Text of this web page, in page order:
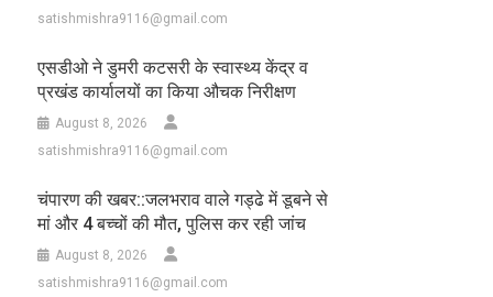
satishmishra9116@gmail.com
एसडीओ ने डुमरी कटसरी के स्वास्थ्य केंद्र व
प्रखंड कार्यालयों का किया औचक निरीक्षण
August 8, 2026
satishmishra9116@gmail.com
चंपारण की खबर::जलभराव वाले गड्ढे में डूबने से
मां और 4 बच्चों की मौत, पुलिस कर रही जांच
August 8, 2026
satishmishra9116@gmail.com